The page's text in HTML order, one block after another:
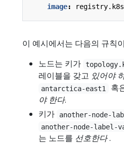
image:
이 예시에서는 다음의 규칙
노드는 키가
레이블을 갖고 있어야
antarctica-east1 혹
야 한다.
키가
another-node-
another-node-label-
는 노드를 선호한다.